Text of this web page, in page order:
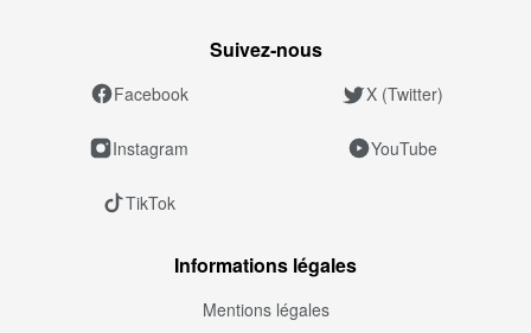
Suivez‑nous
Facebook X (Twitter)
Instagram YouTube
TikTok
Informations légales
Mentions légales